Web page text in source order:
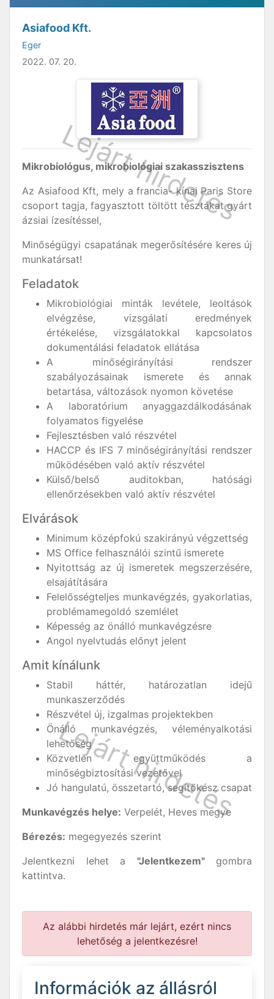
Asiafood Kft.
Eger
2022. 07. 20.
Mikrobiológus, mikrobiológiai szakasszisztens
Az Asiafood Kft, mely a francia- kínai Paris Store
csoport tagja, fagyasztott töltött tésztákat gyárt
ázsiai ízesítéssel,
Minőségügyi csapatának megerősítésére keres új
munkatársat!
Feladatok
Mikrobiológiai minták levétele, leoltások
elvégzése, vizsgálati eredmények
értékelése, vizsgálatokkal kapcsolatos
dokumentálási feladatok ellátása
A minőségirányítási rendszer
szabályozásainak ismerete és annak
betartása, változások nyomon követése
A laboratórium anyaggazdálkodásának
folyamatos figyelése
Fejlesztésben való részvétel
HACCP és IFS 7 minőségirányítási rendszer
működésében való aktív részvétel
Külső/belső auditokban, hatósági
ellenőrzésekben való aktív részvétel
Elvárások
Minimum középfokú szakirányú végzettség
MS Office felhasználói szintű ismerete
Nyitottság az új ismeretek megszerzésére,
elsajátítására
Felelősségteljes munkavégzés, gyakorlatias,
problémamegoldó szemlélet
Képesség az önálló munkavégzésre
Angol nyelvtudás előnyt jelent
Amit kínálunk
Stabil háttér, határozatlan idejű
munkaszerződés
Részvétel új, izgalmas projektekben
Önálló munkavégzés, véleményalkotási
lehetőség
Közvetlen együttműködés a
minőségbiztosítási vezetővel
Jó hangulatú, összetartó, segítőkész csapat
Munkavégzés helye: Verpelét, Heves megye
Bérezés: megegyezés szerint
Jelentkezni lehet a "Jelentkezem"gombra
kattintva.
Az alábbi hirdetés már lejárt, ezért nincs
lehetőség a jelentkezésre!
Információk az állásról